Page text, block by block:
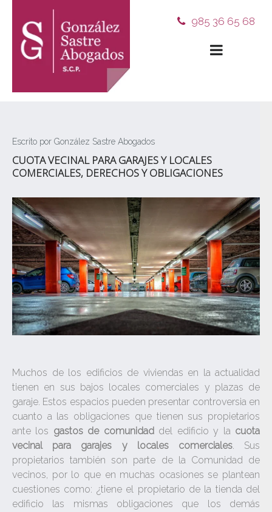
985 36 65 68
Escrito por González Sastre Abogados
CUOTA VECINAL PARA GARAJES Y LOCALES
COMERCIALES, DERECHOS Y OBLIGACIONES
Muchos de los edificios de viviendas en la actualidad
tienen en sus bajos locales comerciales y plazas de
garaje. Estos espacios pueden presentar controversia en
cuanto a las obligaciones que tienen sus propietarios
ante los gastos de comunidaddel edificio y la cuota
vecinal para garajes y locales comerciales. Sus
propietarios también son parte de la Comunidad de
vecinos, por lo que en muchas ocasiones se plantean
cuestiones como: ¿tiene el propietario de la tienda del
edificio las mismas obligaciones que los demás